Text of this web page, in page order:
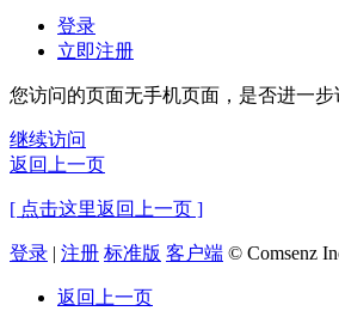
登录
立即注册
您访问的页面无手机页面，是否进一步
继续访问
返回上一页
[ 点击这里返回上一页 ]
登录 | 注册 标准版 客户端 © Comsenz
返回上一页